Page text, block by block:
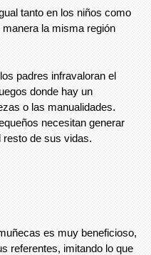
tanto en los niños como
la misma región
padres infravaloran el
donde hay un
o las manualidades.
necesitan generar
resto de sus vidas.
es muy beneficioso,
referentes, imitando lo que